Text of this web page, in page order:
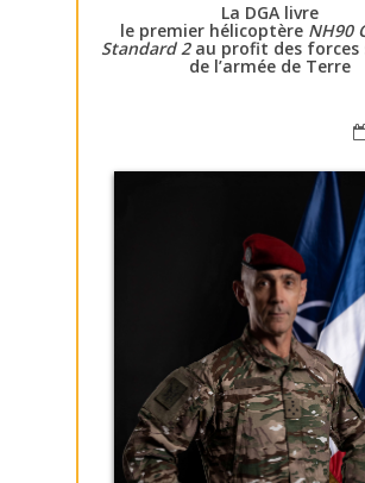
La DGA livre
le premier hélicoptère NH90
Standard 2au profit des forces
de l’armée de Terre